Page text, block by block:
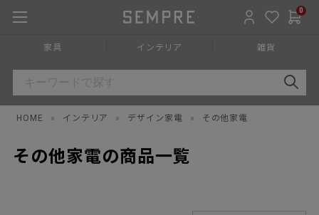
0
家具 インテリア 雑貨
HOME » インテリア » デザイン家電 » その他家電
その他家電の商品一覧